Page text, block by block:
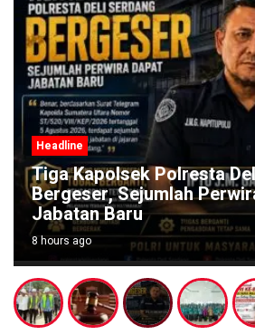
Headline
Tiga Kapolsek Polresta
Bergeser, Sejumlah
Jabatan Baru
8 hours ago